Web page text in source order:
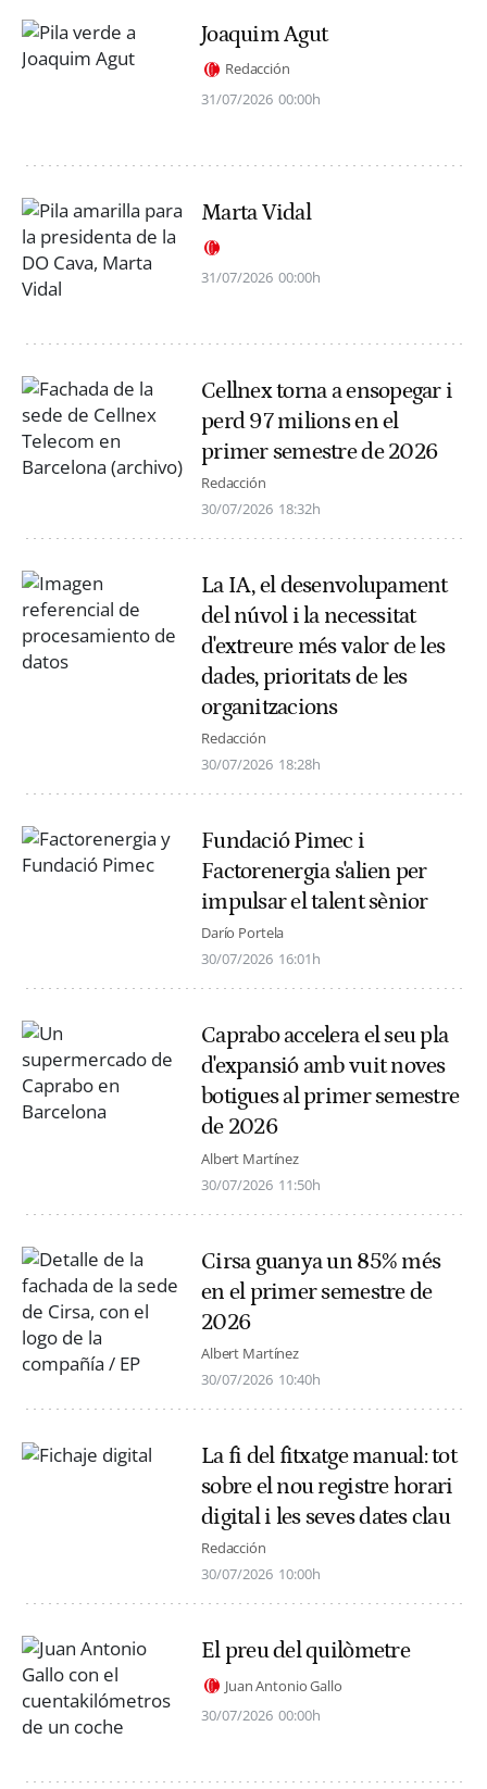
Joaquim Agut
Redacción
31/07/2026 00:00h
Marta Vidal
31/07/2026 00:00h
Cellnex torna a ensopegar i
perd 97 milions en el
primer semestre de 2026
Redacción
30/07/2026 18:32h
La IA, el desenvolupament
del núvol i la necessitat
d'extreure més valor de les
dades, prioritats de les
organitzacions
Redacción
30/07/2026 18:28h
Fundació Pimec i
Factorenergia s'alien per
impulsar el talent sènior
Darío Portela
30/07/2026 16:01h
Caprabo accelera el seu pla
d'expansió amb vuit noves
botigues al primer semestre
de 2026
Albert Martínez
30/07/2026 11:50h
Cirsa guanya un 85% més
en el primer semestre de
2026
Albert Martínez
30/07/2026 10:40h
La fi del fitxatge manual: tot
sobre el nou registre horari
digital i les seves dates clau
Redacción
30/07/2026 10:00h
El preu del quilòmetre
Juan Antonio Gallo
30/07/2026 00:00h